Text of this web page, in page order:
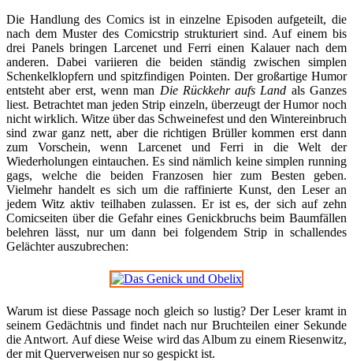
Die Handlung des Comics ist in einzelne Episoden aufgeteilt, die
nach dem Muster des Comicstrip strukturiert sind. Auf einem bis
drei Panels bringen Larcenet und Ferri einen Kalauer nach dem
anderen. Dabei variieren die beiden ständig zwischen simplen
Schenkelklopfern und spitzfindigen Pointen. Der großartige Humor
entsteht aber erst, wenn man Die Rückkehr aufs Land als Ganzes
liest. Betrachtet man jeden Strip einzeln, überzeugt der Humor noch
nicht wirklich. Witze über das Schweinefest und den Wintereinbruch
sind zwar ganz nett, aber die richtigen Brüller kommen erst dann
zum Vorschein, wenn Larcenet und Ferri in die Welt der
Wiederholungen eintauchen. Es sind nämlich keine simplen running
gags, welche die beiden Franzosen hier zum Besten geben.
Vielmehr handelt es sich um die raffinierte Kunst, den Leser an
jedem Witz aktiv teilhaben zulassen. Er ist es, der sich auf zehn
Comicseiten über die Gefahr eines Genickbruchs beim Baumfällen
belehren lässt, nur um dann bei folgendem Strip in schallendes
Gelächter auszubrechen:
Warum ist diese Passage noch gleich so lustig? Der Leser kramt in
seinem Gedächtnis und findet nach nur Bruchteilen einer Sekunde
die Antwort. Auf diese Weise wird das Album zu einem Riesenwitz,
der mit Querverweisen nur so gespickt ist.